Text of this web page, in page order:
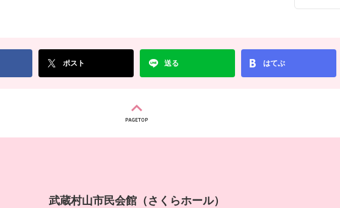
ポスト 送る はてぶ
武蔵村山市民会館（さくらホール）